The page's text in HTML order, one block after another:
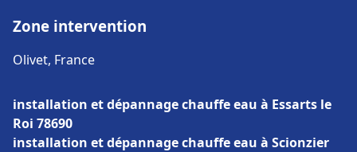
Zone intervention
Olivet, France
installation et dépannage chauffe eau à Essarts le
Roi 78690
installation et dépannage chauffe eau à Scionzier